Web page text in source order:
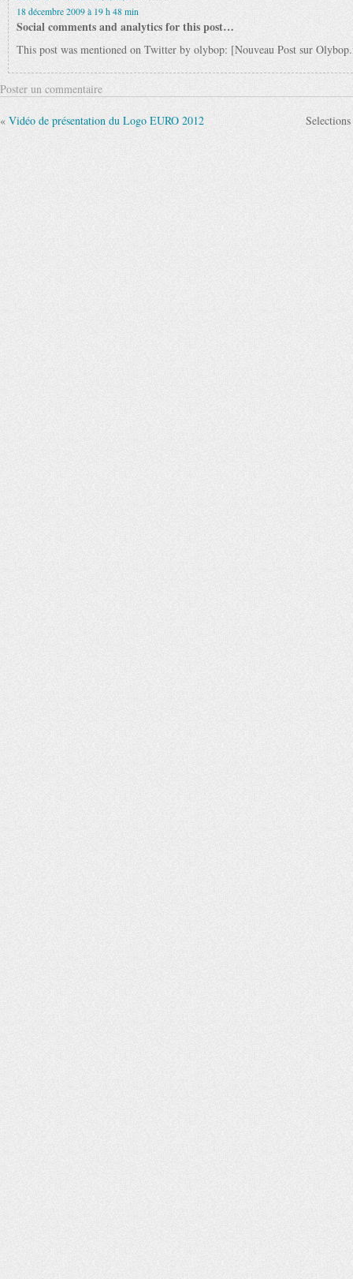
18 décembre 2009 à 19 h 48 min
Social comments and analytics for this post…
This post was mentioned on Twitter by olybop: [Nouveau Post sur
Poster un commentaire
« Vidéo de présentation du Logo EURO 2012